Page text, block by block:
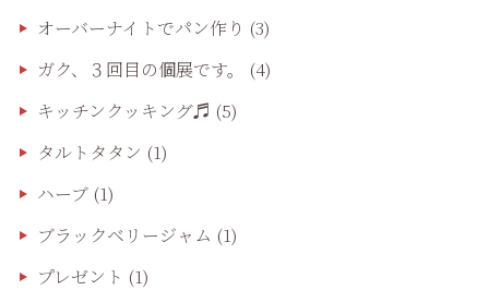
オーバーナイトでパン作り (3)
ガク、３回目の個展です。
(4)
キッチンクッキング♬ (5)
タルトタタン (1)
ハーブ(1)
ブラックベリージャム (1)
プレゼント (1)